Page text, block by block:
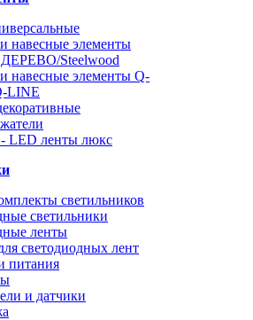
навесные элементы
Steelwood
навесные элементы Q-
LINE
светильников
светильники
ленты
светодиодных лент
питания
и датчики